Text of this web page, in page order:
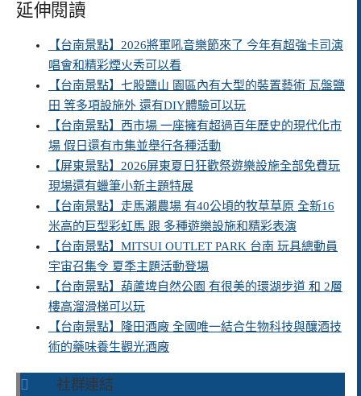
延伸閱讀
【台南景點】2026將軍吼音樂節來了 今年有超強卡司演
唱會和精彩煙火秀可以看
【台南景點】七股鹽山 園區內有大型的裝置藝術 瓦盤鹽
田 等多項設施外 還有DIY體驗可以玩
【台南景點】西市場 一座擁有超過百年歷史的現代化市
場 假日還有市集並舉行各種活動
【屏東景點】2026屏東夏日狂歡祭遊樂設施全部免費玩
現場還有蠟筆小新主題特展
【台南景點】走馬瀨農場 有40公頃的牧草草原 全新16
米高的巨型彩虹馬 跟 多種遊樂設施和精彩表演
【台南景點】MITSUI OUTLET PARK 台南 玩具總動員
宇宙召集令 夏季主題活動登場
【台南景點】葫蘆埤自然公園 有很美的環湖步道 和 2層
樓高溜滑梯可以玩
【台南景點】隆田酒廠 全國唯一結合生物科技與釀酒技
術的藥味養生觀光酒廠
社群連結